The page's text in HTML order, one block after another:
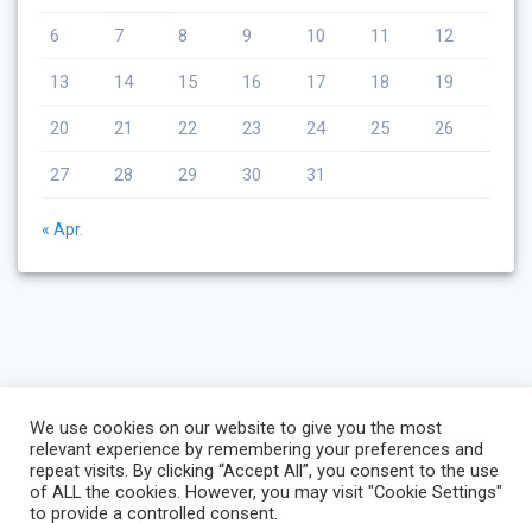
6 7 8 9 10 11 12
13 14 15 16 17 18 19
20 21 22 23 24 25 26
27 28 29 30 31
« Apr.
We use cookies on our website to give you the most
relevant experience by remembering your preferences and
repeat visits. By clicking “Accept All”, you consent to the use
of ALL the cookies. However, you may visit "Cookie Settings"
to provide a controlled consent.